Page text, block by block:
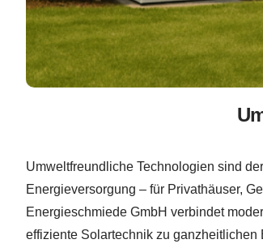
Umweltfreundliche Technologien sind
Energieversorgung – für Privat­häuser,
Energieschmiede GmbH verbindet
effiziente Solartechnik zu ganzheitlichen